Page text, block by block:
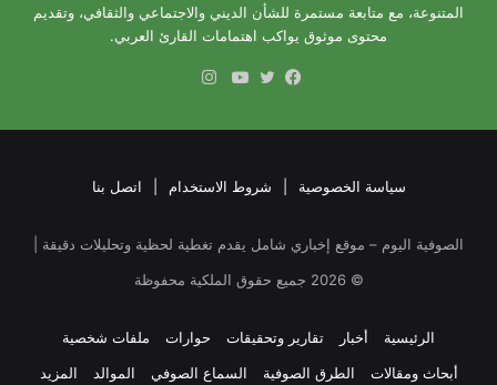
المتنوعة، مع متابعة مستمرة للشأن الديني والاجتماعي والثقافي، وتقديم
محتوى موثوق يواكب اهتمامات القارئ العربي.
سياسة الخصوصية شروط الاستخدام اتصل بنا
الصوفية اليوم – موقع إخباري شامل يقدم تغطية لحظية وتحليلات دقيقة |
©
2026 جميع حقوق الملكية محفوظة
الرئيسية أخبار تقارير وتحقيقات حوارات
ملفات شخصية
أبحاث ومقالات
الطرق الصوفية السماع الصوفي الموالد المزيد